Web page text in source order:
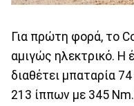
Για πρώτη φορά, το
αμιγώς ηλεκτρικό. Η
διαθέτει μπαταρία
213 ίππων με 345